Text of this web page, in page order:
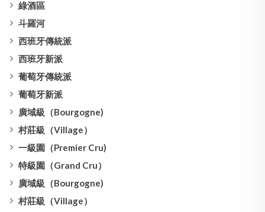
綠酒區
斗羅河
西班牙傳統派
西班牙新派
葡萄牙傳統派
葡萄牙新派
廣域級（Bourgogne)
村莊級（Village）
一級園（Premier Cru)
特級園（Grand Cru）
廣域級（Bourgogne)
村莊級（Village）